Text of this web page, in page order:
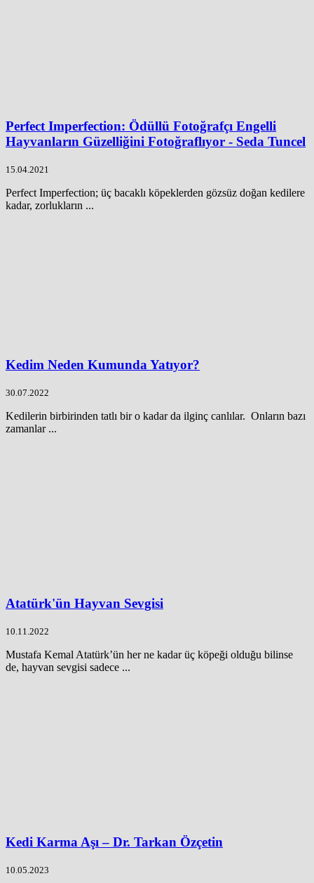
Perfect Imperfection: Ödüllü Fotoğrafçı Engelli
Hayvanların Güzelliğini Fotoğraflıyor - Seda Tuncel
15.04.2021
Perfect Imperfection; üç bacaklı köpeklerden gözsüz doğan kedilere
kadar, zorlukların ...
Kedim Neden Kumunda Yatıyor?
30.07.2022
Kedilerin birbirinden tatlı bir o kadar da ilginç canlılar. Onların bazı
zamanlar ...
Atatürk'ün Hayvan Sevgisi
10.11.2022
Mustafa Kemal Atatürk’ün her ne kadar üç köpeği olduğu bilinse
de, hayvan sevgisi sadece ...
Kedi Karma Aşı – Dr. Tarkan Özçetin
10.05.2023